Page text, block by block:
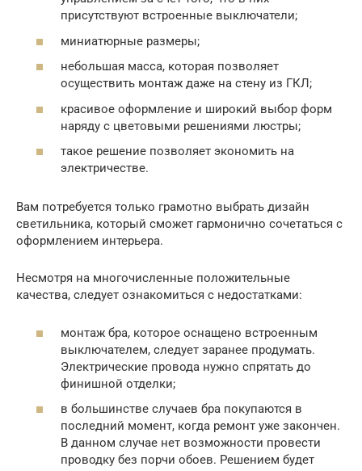
присутствуют встроенные выключатели;
миниатюрные размеры;
небольшая масса, которая позволяет
осуществить монтаж даже на стену из ГКЛ;
красивое оформление и широкий выбор форм
наряду с цветовыми решениями люстры;
такое решение позволяет экономить на
электричестве.
Вам потребуется только грамотно выбрать дизайн
светильника, который сможет гармонично сочетаться с
оформлением интерьера.
Несмотря на многочисленные положительные
качества, следует ознакомиться с недостатками:
монтаж бра, которое оснащено встроенным
выключателем, следует заранее продумать.
Электрические провода нужно спрятать до
финишной отделки;
в большинстве случаев бра покупаются в
последний момент, когда ремонт уже закончен.
В данном случае нет возможности провести
проводку без порчи обоев. Решением будет